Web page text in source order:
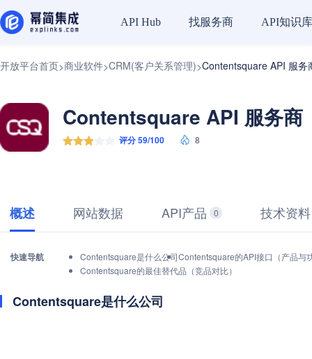
API Hub 找服务商 API知识库
开放平台首页>商业软件>CRM(客户关系管理)>Contentsquare API 服务
Contentsquare API 服务商
评分 59/100 8
概述 网站数据 API产品 0 技术资料
快速导航 Contentsquare是什么公司Contentsquare的API接口（产品与
Contentsquare的最佳替代品（竞品对比）
Contentsquare是什么公司